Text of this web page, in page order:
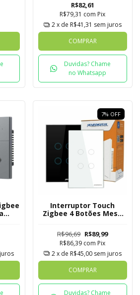
R$82,61
R$79,31 com Pix
2x de R$41,31 sem juros
COMPRAR
Duvidas? Chame
no Whatsapp
7% OFF
Interruptor Touch
Zigbee 4 Botões Mesh
R$96,69 R$89,99
R$86,39 com Pix
2x de R$45,00 sem juros
COMPRAR
Duvidas? Chame